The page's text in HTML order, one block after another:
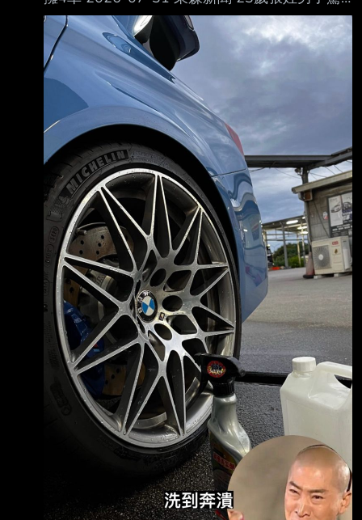
駛的限量BMW M4跑車30日晚間在高雄漢神巨
蛋旁撞毀科技執法設備。（圖 ／東森新聞） 昨
（30日）晚間，一輛雙門跑車行經高雄漢神巨蛋
旁，疑似因車速過快打滑，逆向撞上測 速桿，
導致科技執法設備損壞，車輛也嚴重毀損。副駕
乘客表示，這輛限量跑車是他的， 當時借朋友
開，沒想到會發生意外，非常後悔。 23歲跑車
車主身分曝光 限量BMW M4全台僅2輛 撞壞科
技執法設備的這輛限量跑車，車主才23歲，是屏
東人，到高雄跟